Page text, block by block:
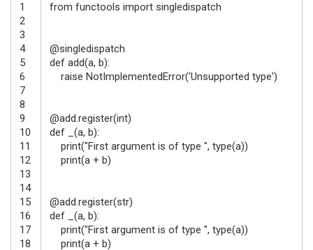
1
2
3
4
5
6
7
8
9
10
11
12
13
14
15
16
17
18
from functools import singledispatch
@singledispatch
def add(a, b):
raise NotImplementedError('Unsupported type')
@add.register(int)
def
(a, b):
print("First argument is of type ", type(a))
print(a + b)
@add.register(str)
def
(a, b):
print("First argument is of type ", type(a))
print(a + b)